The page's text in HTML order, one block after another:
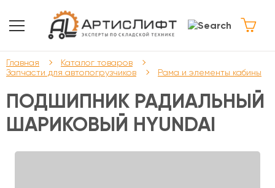
Главная
Каталог товаров
Запчасти для автопогрузчиков
Рама и элементы кабины
ПОДШИПНИК РАДИАЛЬНЫЙ
ШАРИКОВЫЙ HYUNDAI